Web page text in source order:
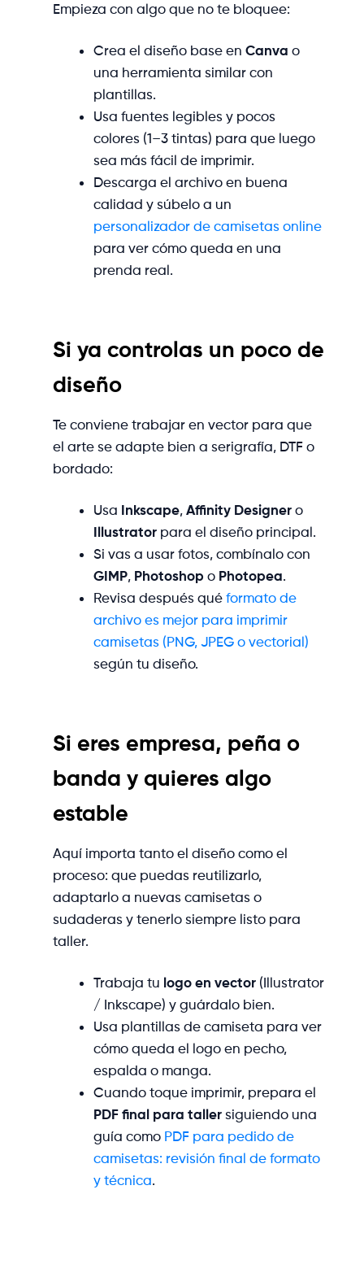
Empieza con algo que no te bloquee:
Crea el diseño base enCanva o
una herramienta similar con
plantillas.
Usa fuentes legibles y pocos
colores (1–3 tintas) para que luego
sea más fácil de imprimir.
Descarga el archivo en buena
calidad y súbelo a un
personalizador de camisetas online
para ver cómo queda en una
prenda real.
Si ya controlas un poco de
diseño
Te conviene trabajar en vector para que
el arte se adapte bien a serigrafía, DTF o
bordado:
Usa Inkscape,Affinity Designer o
Illustrator para el diseño principal.
Si vas a usar fotos, combínalo con
GIMP, Photoshop o Photopea.
Revisa después quéformato de
archivo es mejor para imprimir
camisetas (PNG, JPEG o vectorial)
según tu diseño.
Si eres empresa, peña o
banda y quieres algo
estable
Aquí importa tanto el diseño como el
proceso: que puedas reutilizarlo,
adaptarlo a nuevas camisetas o
sudaderas y tenerlo siempre listo para
taller.
Trabaja tu logo en vector (Illustrator
/ Inkscape) y guárdalo bien.
Usa plantillas de camiseta para ver
cómo queda el logo en pecho,
espalda o manga.
Cuando toque imprimir, prepara el
PDF final para taller siguiendo una
guía como PDF para pedido de
camisetas: revisión final de formato
y técnica.